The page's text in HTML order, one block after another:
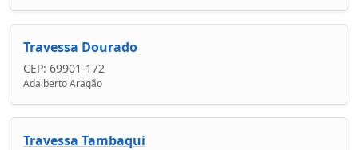
Travessa Dourado
CEP: 69901-172
Adalberto Aragão
Travessa Tambaqui